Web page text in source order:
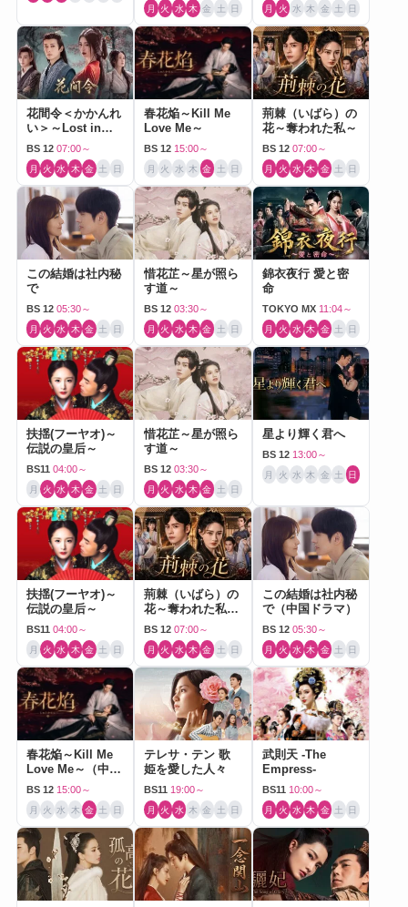
月 火 水 木 金 土 日 月 火 水 木 金 土 日
花間令＜かかんれ
い＞～Lost in
Love～
BS 12 07:00～
月 火 水 木 金 土 日
春花焔～Kill Me
Love Me～
BS 12 15:00～
月 火 水 木 金 土 日
荊棘（いばら）の
花～奪われた私～
BS 12 07:00～
月 火 水 木 金 土 日
この結婚は社内秘
で
BS 12 05:30～
月 火 水 木 金 土 日
惜花芷～星が照ら
す道～
BS 12 03:30～
月 火 水 木 金 土 日
錦衣夜行 愛と密
命
TOKYO MX 11:04～
月 火 水 木 金 土 日
扶揺(フーヤオ)～
伝説の皇后～
BS11 04:00～
月 火 水 木 金 土 日
惜花芷～星が照ら
す道～
BS 12 03:30～
月 火 水 木 金 土 日
星より輝く君へ
BS 12 13:00～
月 火 水 木 金 土 日
扶揺(フーヤオ)～
伝説の皇后～
BS11 04:00～
月 火 水 木 金 土 日
荊棘（いばら）の
花～奪われた私～
（中国ドラマ）
BS 12 07:00～
月 火 水 木 金 土 日
この結婚は社内秘
で（中国ドラマ）
BS 12 05:30～
月 火 水 木 金 土 日
春花焔～Kill Me
Love Me～（中国
ドラマ）
BS 12 15:00～
月 火 水 木 金 土 日
テレサ・テン 歌
姫を愛した人々
BS11 19:00～
月 火 水 木 金 土 日
武則天 -The
Empress-
BS11 10:00～
月 火 水 木 金 土 日